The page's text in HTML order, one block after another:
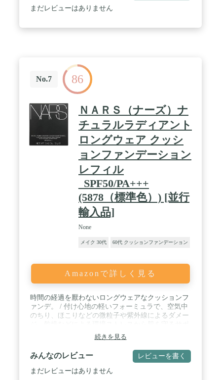
まだレビューはありません
No.7 86
ＮＡＲＳ（ナーズ）ナ
チュラルラディアント
ロングウェア クッシ
ョンファンデーション
レフィル
_SPF50/PA+++
(5878（標準色）) [並行
輸入品]
None
メイク 30代 60代 クッションファンデーション
Amazonで詳しく見る
時間の経過を厭わないロングウェアなクッションフ
ァンデ。 / 付け心地の軽いフォーミュラで、空気中
のちり、ほこりなどの微粒子や紫外線によるダメー
ートをしながら、SPF50/PA+++でUVカットもして
くれるファンデーション。 / 12 g / パッケージ重量:
0.05kilograms
続きを見る
みんなのレビュー レビューを書く
まだレビューはありません